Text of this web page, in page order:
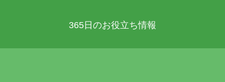
365日のお役立ち情報